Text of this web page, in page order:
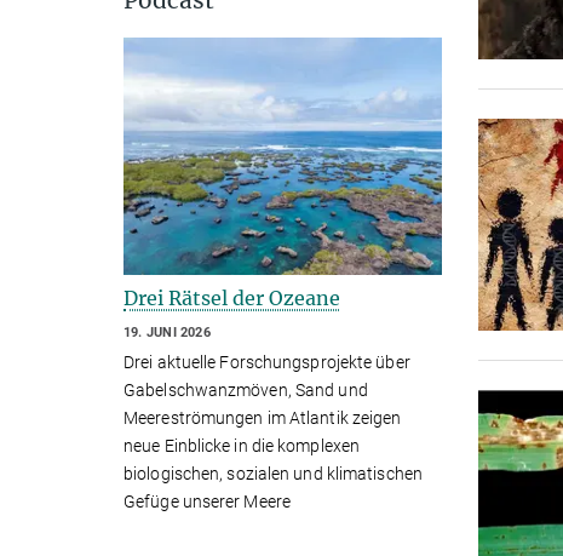
Drei Rätsel der Ozeane
19. JUNI 2026
Drei aktuelle Forschungsprojekte über
Gabelschwanzmöven, Sand und
Meereströmungen im Atlantik zeigen
neue Einblicke in die komplexen
biologischen, sozialen und klimatischen
Gefüge unserer Meere